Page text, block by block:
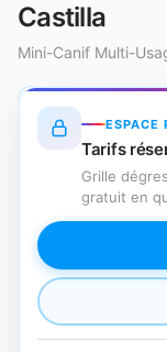
Castilla
Mini-Canif Multi-
ESPACE
Tarifs
Grille
gratuit en